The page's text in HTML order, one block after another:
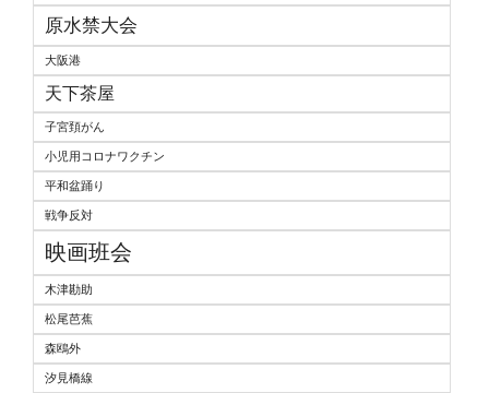
原水禁大会
大阪港
天下茶屋
子宮頚がん
小児用コロナワクチン
平和盆踊り
戦争反対
映画班会
木津勘助
松尾芭蕉
森鴎外
汐見橋線